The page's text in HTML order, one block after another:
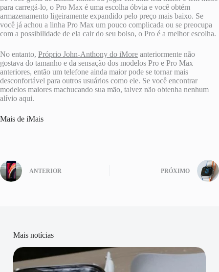
para carregá-lo, o Pro Max é uma escolha óbvia e você obtém
armazenamento ligeiramente expandido pelo preço mais baixo. Se
você já achou a linha Pro Max um pouco complicada ou se preocupa
com a possibilidade de ela cair do seu bolso, o Pro é a melhor escolha.
No entanto, Próprio John-Anthony do iMore anteriormente não
gostava do tamanho e da sensação dos modelos Pro e Pro Max
anteriores, então um telefone ainda maior pode se tornar mais
desconfortável para outros usuários como ele. Se você encontrar
modelos maiores machucando sua mão, talvez não obtenha nenhum
alívio aqui.
Mais de iMais
ANTERIOR PRÓXIMO
Mais notícias